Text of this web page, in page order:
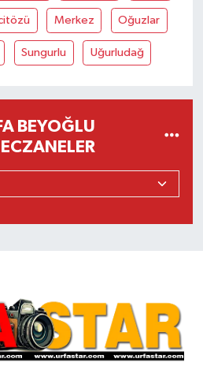
Merkez Oğuzlar
Sungurlu Uğurludağ
BEYOĞLU